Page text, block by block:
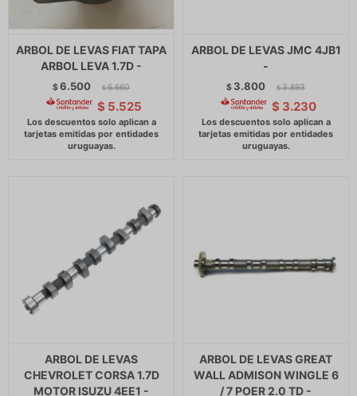
ARBOL DE LEVAS FIAT TAPA
ARBOL LEVA 1.7D -
$6.500 $ 6.660
$ 5.525
ARBOL DE LEVAS JMC 4JB1
-
$ 3.800 $ 3.893
$ 3.230
ARBOL DE LEVAS
CHEVROLET CORSA 1.7D
MOTOR ISUZU 4EE1 -
ARBOL DE LEVAS GREAT
WALL ADMISON WINGLE 6
/ 7 POER 2.0 TD -